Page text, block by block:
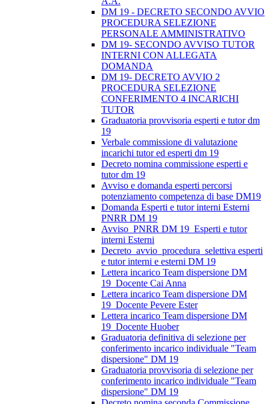
DM 19 - DECRETO SECONDO AVVIO
PROCEDURA SELEZIONE
PERSONALE AMMINISTRATIVO
DM 19- SECONDO AVVISO TUTOR
INTERNI CON ALLEGATA
DOMANDA
DM 19- DECRETO AVVIO 2
PROCEDURA SELEZIONE
CONFERIMENTO 4 INCARICHI
TUTOR
Graduatoria provvisoria esperti e tutor dm
19
Verbale commissione di valutazione
incarichi tutor ed esperti dm 19
Decreto nomina commissione esperti e
tutor dm 19
Avviso e domanda esperti percorsi
potenziamento competenza di base DM19
Domanda Esperti e tutor interni Esterni
PNRR DM 19
Avviso_PNRR DM 19_Esperti e tutor
interni Esterni
Decreto_avvio_procedura_selettiva esperti
e tutor interni e esterni DM 19
Lettera incarico Team dispersione DM
19_Docente Cai Anna
Lettera incarico Team dispersione DM
19_Docente Pevere Ester
Lettera incarico Team dispersione DM
19_Docente Huober
Graduatoria definitiva di selezione per
conferimento incarico individuale "Team
dispersione" DM 19
Graduatoria provvisoria di selezione per
conferimento incarico individuale "Team
dispersione" DM 19